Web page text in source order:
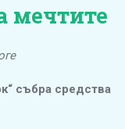
мечтите
събра средства